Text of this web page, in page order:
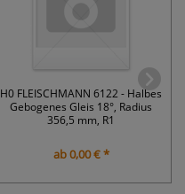
H0 FLEISCHMANN 6122 - Halbes
Gebogenes Gleis 18°, Radius
356,5 mm, R1
ab0,00 € *